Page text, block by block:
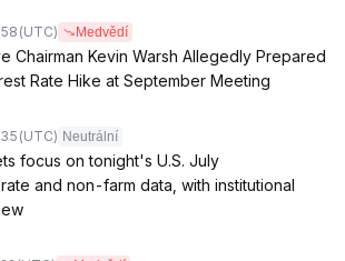
(UTC) Medvědí
Chairman Kevin Warsh Allegedly Prepared
Rate Hike at September Meeting
(UTC) Neutrální
focus on tonight's U.S. July
and non-farm data, with institutional